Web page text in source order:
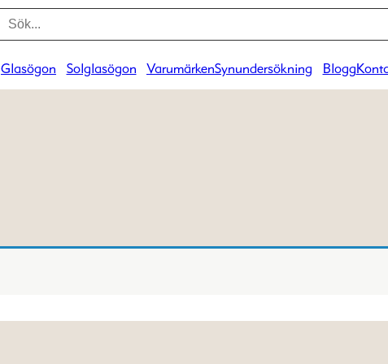
Glasögon Solglasögon VarumärkenSynundersökning Blogg